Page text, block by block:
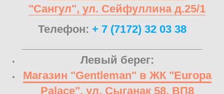
"Сангул", ул. Сейфуллина д.25/1
Телефон: + 7 (7172) 32 03 38
Левый берег:
Магазин "Gentleman" в ЖК "Europa
Palace", ул. Сыганак 58, ВП8